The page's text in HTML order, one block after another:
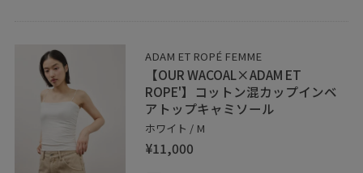
営業時間 : 10:30〜20:00
☏︎075-212-6513(HOMME)
☏︎075-212-5672(FEMME)
————————————————————
ADAM ET ROPÉ FEMME
【OUR WACOAL×ADAM ET
ROPE'】コットン混カップインベ
アトップキャミソール
ホワイト / M
¥11,000